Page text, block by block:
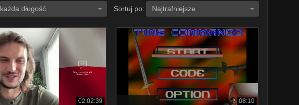
każda długość Sortuj po: Najtrafniejsze
02:02:39 08:10